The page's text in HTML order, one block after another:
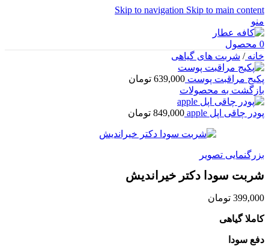
Skip to navigation Skip to main content
منو
0 محصول
خانه/ شربت های گیاهی
پکیج مراقبت پوست 639,000 تومان
بازگشت به محصولات
پودر چاقی اپل apple 849,000 تومان
بزرگنمایی تصویر
شربت سودا دکتر خیراندیش
399,000 تومان
کاملا گیاهی
دفع سودا